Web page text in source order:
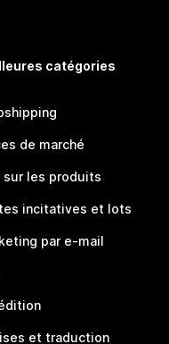
catégories
de marché
sur les produits
incitatives et lots
par e-mail
et traduction